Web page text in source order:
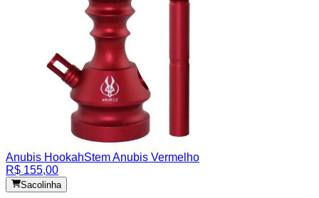
Anubis HookahStem Anubis Vermelho
R$ 155,00
Sacolinha